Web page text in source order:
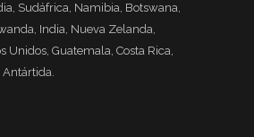
Sudáfrica, Namibia, Botswana,
India, Nueva Zelanda,
Unidos, Guatemala, Costa Rica,
Antártida.